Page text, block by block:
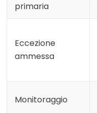
primaria
Eccezione
ammessa
Monitoraggio